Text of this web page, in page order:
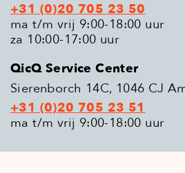
+31 (0)20 705 23 50
ma t/m vrij 9:00-18:00 uur
za 10:00-17:00 uur
QicQ Service Center
Sierenborch 14C, 1046 CJ
+31 (0)20 705 23 51
ma t/m vrij 9:00-18:00 uur